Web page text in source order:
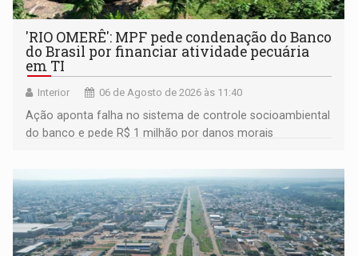
'RIO OMERÊ': MPF pede condenação do Banco
do Brasil por financiar atividade pecuária
em TI
Interior 06 de Agosto de 2026 às 11:40
Ação aponta falha no sistema de controle socioambiental
do banco e pede R$ 1 milhão por danos morais